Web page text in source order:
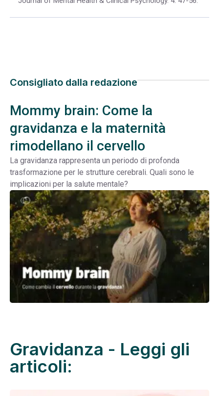
Consigliato dalla redazione
Mommy brain: Come la
gravidanza e la maternità
rimodellano il cervello
La gravidanza rappresenta un periodo di profonda
trasformazione per le strutture cerebrali. Quali sono le
implicazioni per la salute mentale?
Gravidanza - Leggi gli
articoli: